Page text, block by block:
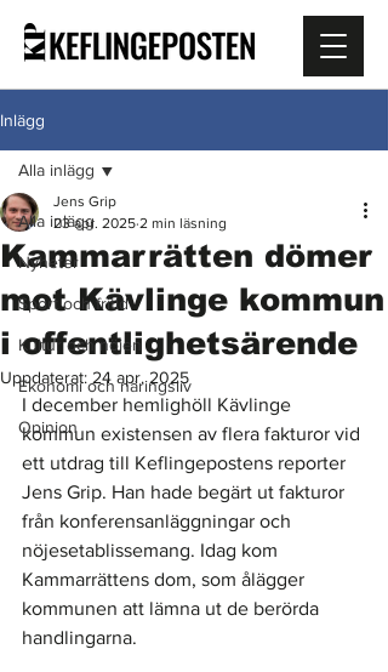
Inlägg
Alla inlägg
Nyheter
Sport och fritid
Kultur och nöjen
Ekonomi och näringsliv
Opinion
Alla inlägg
Kammarrätten dömer
mot Kävlinge kommun
i offentlighetsärende
Jens Grip
23 apr. 2025 2 min läsning
Uppdaterat: 24 apr. 2025
I december hemlighöll Kävlinge
kommun existensen av flera fakturor vid
ett utdrag till Keflingepostens reporter
Jens Grip. Han hade begärt ut fakturor
från konferensanläggningar och
nöjesetablissemang. Idag kom
Kammarrättens dom, som ålägger
kommunen att lämna ut de berörda
handlingarna.